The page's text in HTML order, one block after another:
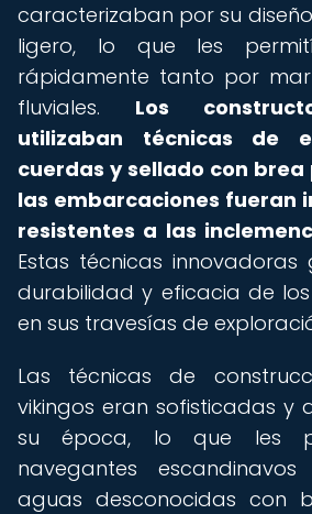
caracterizaban por su
ligero, lo que les
rápidamente tanto por
fluviales. Los
utilizaban técnicas de
cuerdas y sellado con
las embarcaciones fueran
resistentes a las
Estas técnicas
durabilidad y eficacia de
en sus travesías de
Las técnicas de
vikingos eran sofisticadas y
su época, lo que les
navegantes
aguas desconocidas con